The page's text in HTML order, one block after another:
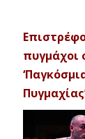
πυγμάχοι